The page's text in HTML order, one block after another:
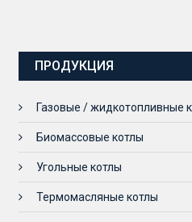
ПРОДУКЦИЯ
Газовые / жидкотопливные
Биомассовые котлы
Угольные котлы
Термомасляные котлы